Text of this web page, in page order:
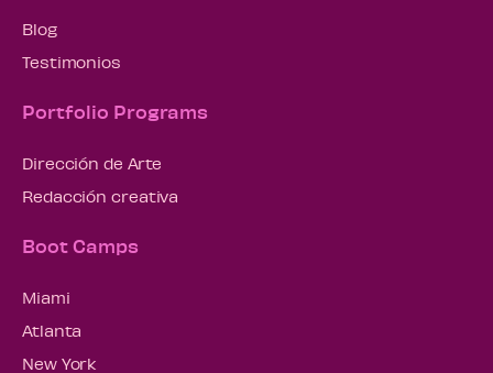
Blog
Testimonios
Portfolio Programs
Dirección de Arte
Redacción creativa
Boot Camps
Miami
Atlanta
New York